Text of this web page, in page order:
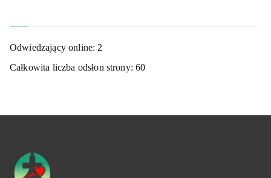
Odwiedzający online: 2
Całkowita liczba odsłon strony:60